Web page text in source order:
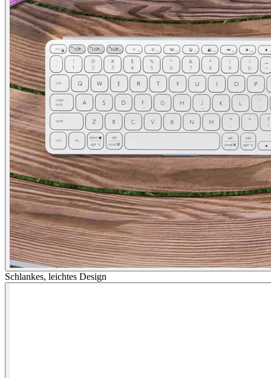
Schlankes, leichtes Design